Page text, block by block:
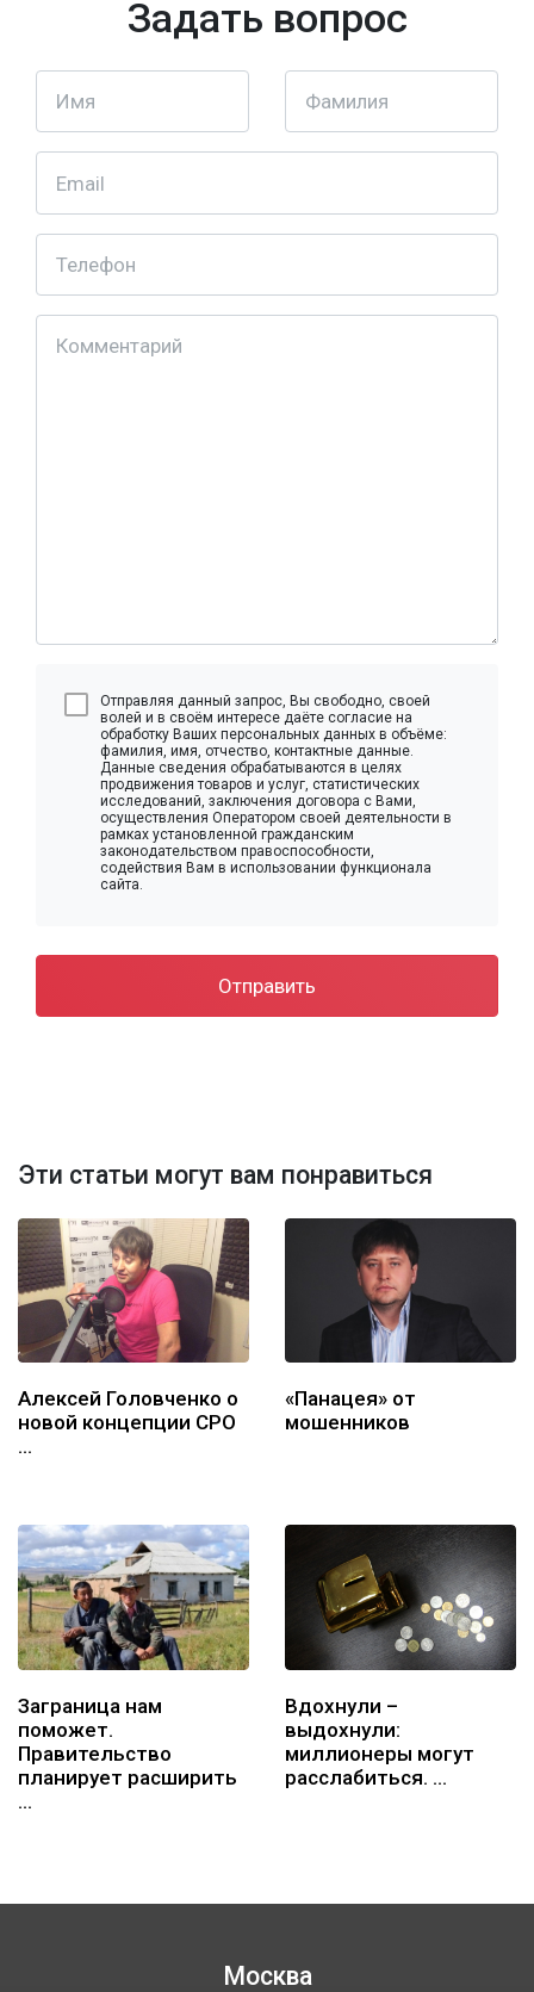
Задать вопрос
Отправляя данный запрос, Вы свободно, своей
волей и в своём интересе даёте согласие на
обработку Ваших персональных данных в объёме:
фамилия, имя, отчество, контактные данные.
Данные сведения обрабатываются в целях
продвижения товаров и услуг, статистических
исследований, заключения договора с Вами,
осуществления Оператором своей деятельности в
рамках установленной гражданским
законодательством правоспособности,
содействия Вам в использовании функционала
сайта.
Отправить
Эти статьи могут вам понравиться
Алексей Головченко о
новой концепции СРО
…
«Панацея» от
мошенников
Заграница нам
поможет.
Правительство
планирует расширить
…
Вдохнули –
выдохнули:
миллионеры могут
расслабиться. …
Москва